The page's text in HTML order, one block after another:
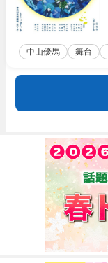
中山優馬 舞台